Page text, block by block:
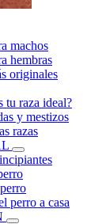
machos
hembras
originales
tu raza ideal?
y mestizos
razas
perro a casa